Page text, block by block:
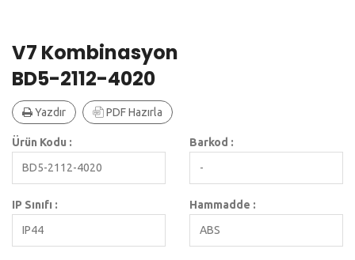
V7 Kombinasyon
BD5-2112-4020
Yazdır PDF Hazırla
Ürün Kodu :
BD5-2112-4020
Barkod :
-
IP Sınıfı :
IP44
Hammadde :
ABS